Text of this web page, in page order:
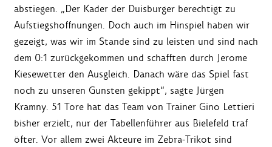
abstiegen. „Der Kader der Duisburger berechtigt zu
Aufstiegshoffnungen. Doch auch im Hinspiel haben wir
gezeigt, was wir im Stande sind zu leisten und sind nach
dem 0:1 zurückgekommen und schafften durch Jerome
Kiesewetter den Ausgleich. Danach wäre das Spiel fast
noch zu unseren Gunsten gekippt“, sagte Jürgen
Kramny. 51 Tore hat das Team von Trainer Gino Lettieri
bisher erzielt, nur der Tabellenführer aus Bielefeld traf
öfter. Vor allem zwei Akteure im Zebra-Trikot sind